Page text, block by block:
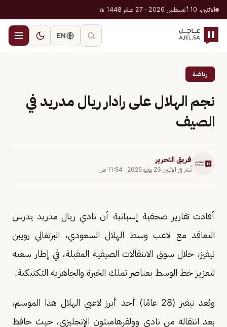
الاثنين، 10 أغسطس 2026 · 27 صفر 1448 هـ
EN
رياضة
نجم الهلال على رادار ريال مدريد في
الصيف
فريق التحرير
نُشر في الإثنين 23 يونيو 2025 · 11:54 ص
أفادت تقارير صحفية إسبانية أن نادي ريال مدريد يدرس
التعاقد مع لاعب وسط الهلال السعودي، البرتغالي رويبن
نيفيز، خلال سوق الانتقالات الصيفية المقبلة، في إطار سعيه
لتعزيز خط الوسط بعناصر تملك الخبرة والجاهزية التكتيكية.
ويُعد نيفيز (28 عامًا) أحد أبرز لاعبي الهلال هذا الموسم،
بعد انتقاله من نادي وولفرهامبتون الإنجليزي، حيث حافظ